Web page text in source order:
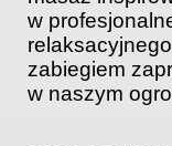
w
zabiegiem
w naszym